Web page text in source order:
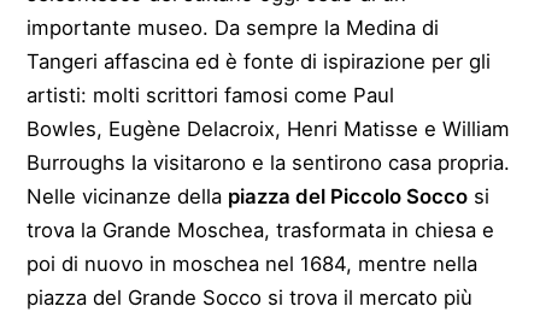
importante museo. Da sempre la Medina di
Tangeri affascina ed è fonte di ispirazione per gli
artisti: molti scrittori famosi come Paul
Bowles, Eugène Delacroix, Henri Matisse e William
Burroughs la visitarono e la sentirono casa propria.
Nelle vicinanze della piazza del Piccolo Socco si
trova la Grande Moschea, trasformata in chiesa e
poi di nuovo in moschea nel 1684, mentre nella
piazza del Grande Socco si trova il mercato più